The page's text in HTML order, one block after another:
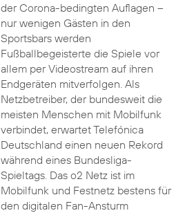
der Corona-bedingten Auflagen –
nur wenigen Gästen in den
Sportsbars werden
Fußballbegeisterte die Spiele vor
allem per Videostream auf ihren
Endgeräten mitverfolgen. Als
Netzbetreiber, der bundesweit die
meisten Menschen mit Mobilfunk
verbindet, erwartet Telefónica
Deutschland einen neuen Rekord
während eines Bundesliga-
Spieltags. Das o2 Netz ist im
Mobilfunk und Festnetz bestens für
den digitalen Fan-Ansturm